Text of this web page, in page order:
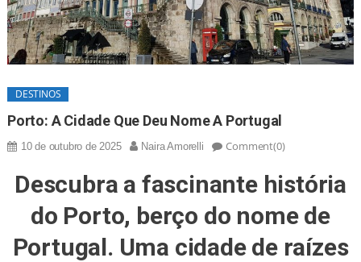
DESTINOS
Porto: A Cidade Que Deu Nome A Portugal
10 de outubro de 2025 Naira Amorelli Comment(0)
Descubra a fascinante história
do Porto, berço do nome de
Portugal. Uma cidade de raízes